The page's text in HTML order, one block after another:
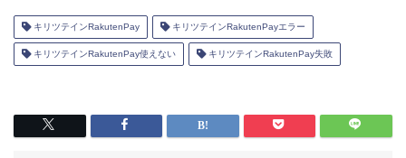
キリツテインRakutenPay キリツテインRakutenPayエラー
キリツテインRakutenPay使えない キリツテインRakutenPay失敗